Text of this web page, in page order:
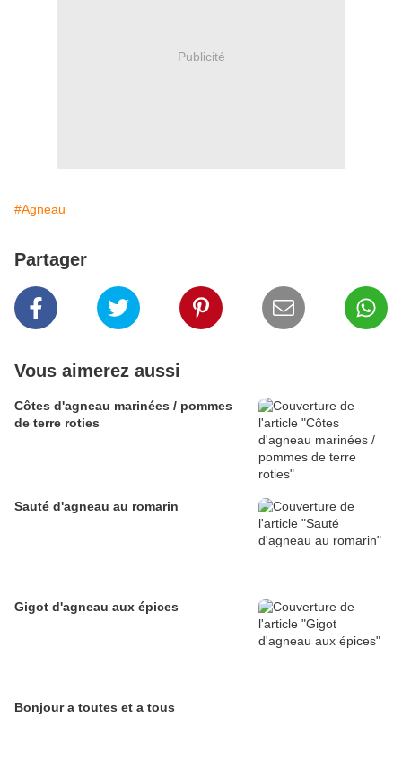
Publicité
#Agneau
Partager
Vous aimerez aussi
Côtes d'agneau marinées / pommes
de terre roties
Sauté d'agneau au romarin
Gigot d'agneau aux épices
Bonjour a toutes et a tous